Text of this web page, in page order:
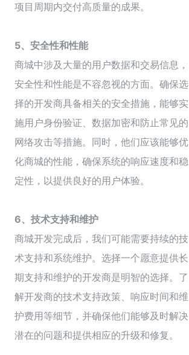
项目周期内交付高质量的成果。
5、安全性和性能
商城中涉及大量的用户数据和交易信息，
安全性和性能是不容忽视的方面。确保选
择的开发商具备相关的安全措施，能够实
施用户身份验证、数据加密和防止常见的
网络攻击等措施。同时，他们应该能够优
化商城的性能，确保系统的响应速度和稳
定性，以提供良好的用户体验。
6、技术支持和维护
商城开发完成后，我们可能需要持续的技
术支持和系统维护。选择一个愿意提供长
期支持和维护的开发商是明智的选择。了
解开发商的技术支持政策、响应时间和维
护费用等细节，并确保他们能够及时解决
潜在的问题和提供相应的升级和修复。